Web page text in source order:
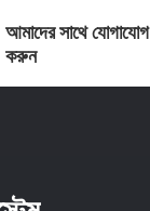
আমাদের সাথে যোগাযোগ
করুন